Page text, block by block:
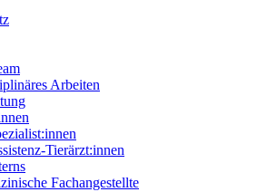
Arbeiten
Tierärzt:innen
Fachangestellte